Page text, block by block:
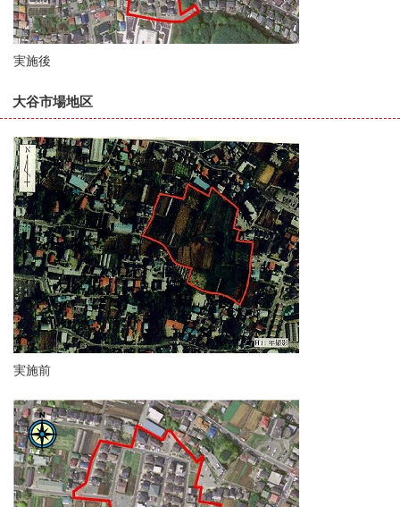
実施後
大谷市場地区
実施前